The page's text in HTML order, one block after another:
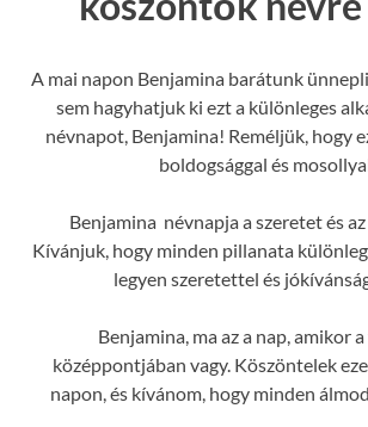
A mai napon Benjamina barátunk
sem hagyhatjuk ki ezt a különleges
névnapot, Benjamina! Reméljük, hogy
boldogsággal és
Benjamina névnapja a szeretet és
Kívánjuk, hogy minden pillanata
legyen szeretettel és
Benjamina, ma az a nap, amikor
középpontjában vagy. Köszöntelek
napon, és kívánom, hogy minden